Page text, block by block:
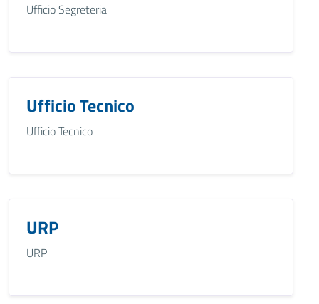
Ufficio Segreteria
Ufficio Tecnico
Ufficio Tecnico
URP
URP